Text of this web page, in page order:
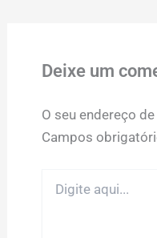
Deixe um
O seu endereço
Campos
aqui...